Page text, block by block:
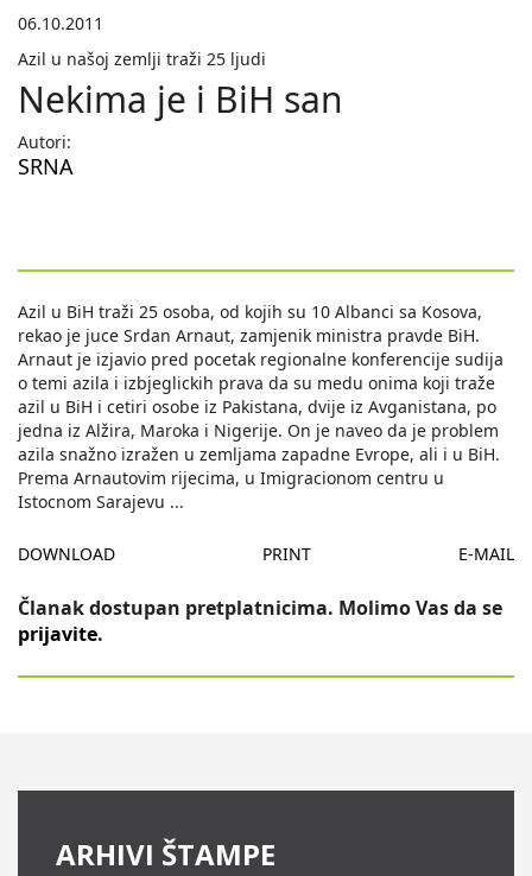
06.10.2011
Azil u našoj zemlji traži 25 ljudi
Nekima je i BiH san
Autori:
SRNA
Azil u BiH traži 25 osoba, od kojih su 10 Albanci sa Kosova,
rekao je juce Srdan Arnaut, zamjenik ministra pravde BiH.
Arnaut je izjavio pred pocetak regionalne konferencije sudija
o temi azila i izbjeglickih prava da su medu onima koji traže
azil u BiH i cetiri osobe iz Pakistana, dvije iz Avganistana, po
jedna iz Alžira, Maroka i Nigerije. On je naveo da je problem
azila snažno izražen u zemljama zapadne Evrope, ali i u BiH.
Prema Arnautovim rijecima, u Imigracionom centru u
Istocnom Sarajevu ...
DOWNLOAD PRINT E-MAIL
Članak dostupan pretplatnicima. Molimo Vas da se
prijavite.
ARHIVI ŠTAMPE